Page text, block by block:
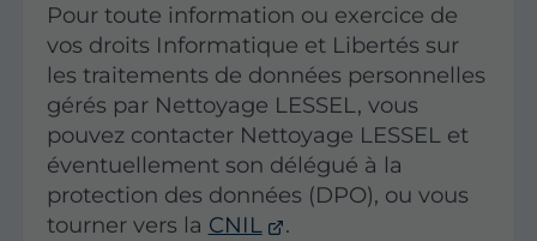
Pour toute information ou exercice de
vos droits Informatique et Libertés sur
les traitements de données personnelles
gérés par Nettoyage LESSEL, vous
pouvez contacter Nettoyage LESSEL et
éventuellement son délégué à la
protection des données (DPO), ou vous
tourner vers la CNIL
.